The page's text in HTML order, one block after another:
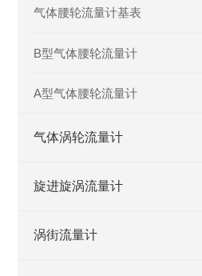
气体腰轮流量计基表
B型气体腰轮流量计
A型气体腰轮流量计
气体涡轮流量计
旋进旋涡流量计
涡街流量计